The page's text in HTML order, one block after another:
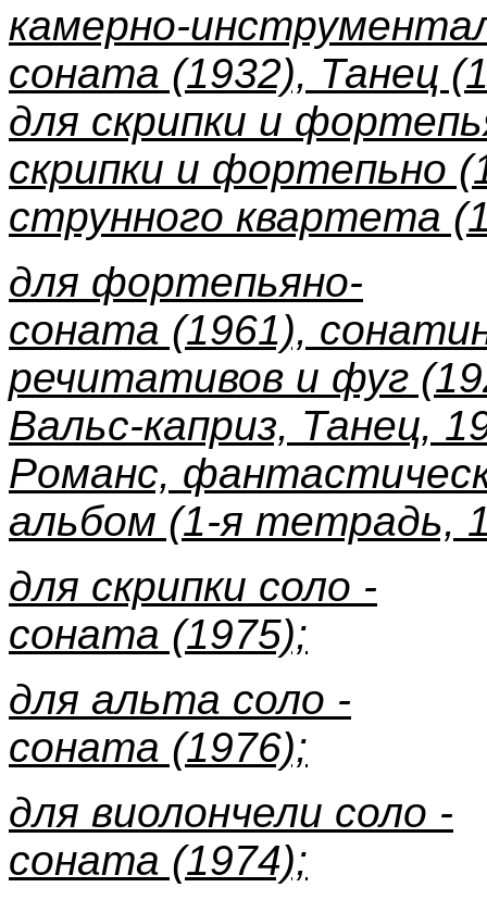
камерно-
соната (1932), Танец
для скрипки и
скрипки и фортепьно
струнного квартета
для фортепьяно-
соната (1961),
речитативов и фуг
Вальс-каприз, Танец,
Романс,
альбом (1-я тетрадь,
для скрипки соло -
соната (1975);
для альта соло -
соната (1976);
для виолончели соло -
соната (1974);